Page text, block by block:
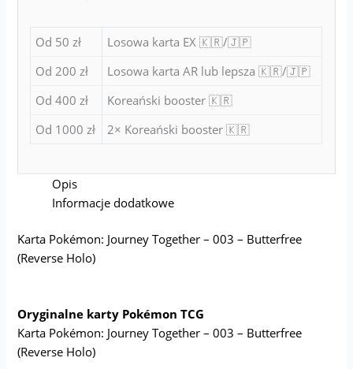
Od 50 zł
Losowa karta EX 🇰🇷/🇯🇵
Od 200 zł
Losowa karta AR lub lepsza 🇰🇷/🇯🇵
Od 400 zł
Koreański booster 🇰🇷
Od 1000 zł
2× Koreański booster 🇰🇷
Opis
Informacje dodatkowe
Karta Pokémon: Journey Together – 003 – Butterfree
(Reverse Holo)
Oryginalne karty Pokémon TCG
Karta Pokémon: Journey Together – 003 – Butterfree
(Reverse Holo)